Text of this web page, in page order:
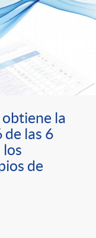
la
las 6
los
de